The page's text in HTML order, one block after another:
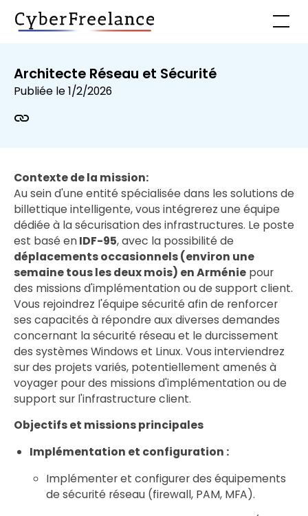
Architecte Réseau et Sécurité
Publiée le1/2/2026
Contexte de la mission:
Au sein d'une entité spécialisée dans les solutions de
billettique intelligente, vous intégrerez une équipe
dédiée à la sécurisation des infrastructures. Le poste
est basé enIDF-95, avec la possibilité de
déplacements occasionnels (environ une
semaine tous les deux mois) en Arméniepour
des missions d'implémentation ou de support client.
Vous rejoindrez l'équipe sécurité afin de renforcer
ses capacités à répondre aux diverses demandes
concernant la sécurité réseau et le durcissement
des systèmes Windows et Linux. Vous interviendrez
sur des projets variés, potentiellement amenés à
voyager pour des missions d'implémentation ou de
support sur l'infrastructure client.
Objectifs et missions principales
Implémentation et configuration :
Implémenter et configurer des équipements
de sécurité réseau (firewall, PAM, MFA).